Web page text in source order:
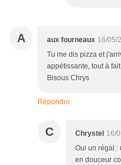
A aux fourneaux 16/05/
Tu me dis pizza et
appétissante, tout à
Bisous Chrys
Répondre
C Chrystel 16/
Oui un régal :
en douceur